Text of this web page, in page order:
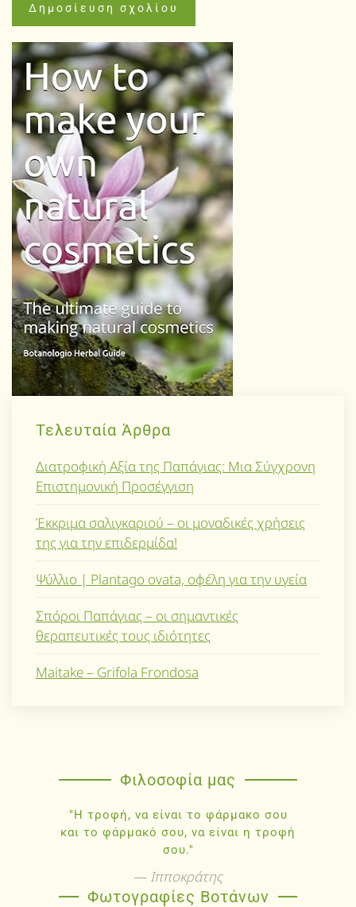
Δημοσίευση σχολίου
Τελευταία Άρθρα
Διατροφική Αξία της Παπάγιας: Μια Σύγχρονη
Επιστημονική Προσέγγιση
Έκκριμα σαλιγκαριού – οι μοναδικές χρήσεις
της για την επιδερμίδα!
Ψύλλιο | Plantago ovata, οφέλη για την υγεία
Σπόροι Παπάγιας – οι σημαντικές
θεραπευτικές τους ιδιότητες
Maitake – Grifola Frondosa
Φιλοσοφία μας
"Η τροφή, να είναι το φάρμακο σου
και το φάρμακό σου, να είναι η τροφή
σου."
Ιπποκράτης
Φωτογραφίες Βοτάνων